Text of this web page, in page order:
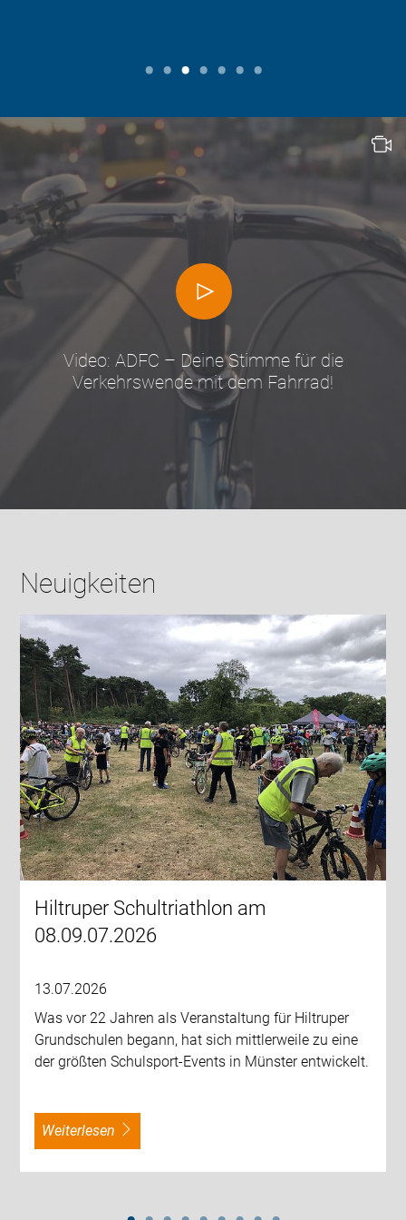
Video: ADFC – Deine Stimme für die
Verkehrswende mit dem Fahrrad!
Neuigkeiten
Hiltruper Schultriathlon am
08.09.07.2026
13.07.2026
Was vor 22 Jahren als Veranstaltung für Hiltruper
Grundschulen begann, hat sich mittlerweile zu eine
der größten Schulsport-Events in Münster entwickelt.
weiterlesen